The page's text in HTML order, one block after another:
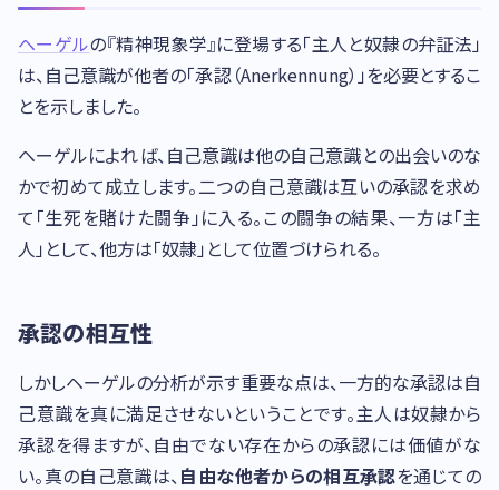
ヘーゲルの『精神現象学』に登場する「主人と奴隷の弁証法」
は、自己意識が他者の「承認（Anerkennung）」を必要とするこ
とを示しました。
ヘーゲルによれば、自己意識は他の自己意識との出会いのな
かで初めて成立します。二つの自己意識は互いの承認を求め
て「生死を賭けた闘争」に入る。この闘争の結果、一方は「主
人」として、他方は「奴隷」として位置づけられる。
承認の相互性
しかしヘーゲルの分析が示す重要な点は、一方的な承認は自
己意識を真に満足させないということです。主人は奴隷から
承認を得ますが、自由でない存在からの承認には価値がな
い。真の自己意識は、自由な他者からの相互承認を通じての